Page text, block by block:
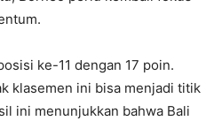
ke-11 dengan 17 poin.
klasemen ini bisa menjadi titik
ini menunjukkan bahwa Bali